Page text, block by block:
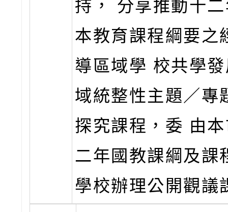
持， 分享推動十
本教育課程綱要之
導區域學 校共學
域統整性主題／專
探究課程，委 由
二年國教課綱及課
學校辦理公開觀議